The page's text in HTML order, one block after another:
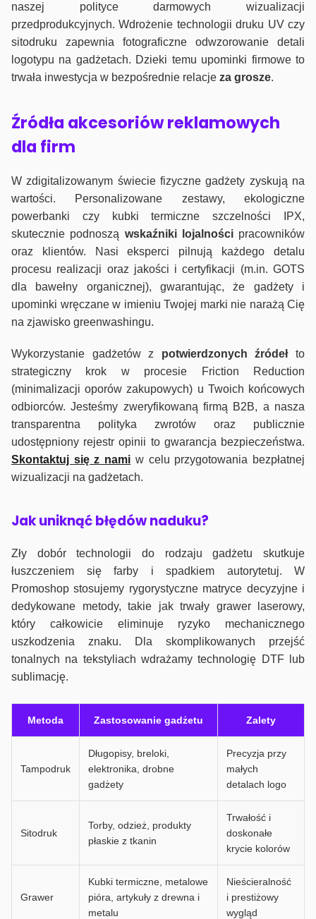
naszej polityce darmowych wizualizacji
przedprodukcyjnych. Wdrożenie technologii druku UV czy
sitodruku zapewnia fotograficzne odwzorowanie detali
logotypu na gadżetach. Dzieki temu upominki firmowe to
trwała inwestycja w bezpośrednie relacje za grosze.
Źródła akcesoriów reklamowych
dla firm
W zdigitalizowanym świecie fizyczne gadżety zyskują na
wartości. Personalizowane zestawy, ekologiczne
powerbanki czy kubki termiczne szczelności IPX,
skutecznie podnoszą wskaźniki lojalnościpracowników
oraz klientów. Nasi eksperci pilnują każdego detalu
procesu realizacji oraz jakości i certyfikacji (m.in. GOTS
dla bawełny organicznej), gwarantując, że gadżety i
upominki wręczane w imieniu Twojej marki nie narażą Cię
na zjawisko greenwashingu.
Wykorzystanie gadżetów z potwierdzonych źródełto
strategiczny krok w procesie Friction Reduction
(minimalizacji oporów zakupowych) u Twoich końcowych
odbiorców. Jesteśmy zweryfikowaną firmą B2B, a nasza
transparentna polityka zwrotów oraz publicznie
udostępniony rejestr opinii to gwarancja bezpieczeństwa.
Skontaktuj się z nami w celu przygotowania bezpłatnej
wizualizacji na gadżetach.
Jak uniknąć błędów naduku?
Zły dobór technologii do rodzaju gadżetu skutkuje
łuszczeniem się farby i spadkiem autorytetuj. W
Promoshop stosujemy rygorystyczne matryce decyzyjne i
dedykowane metody, takie jak trwały grawer laserowy,
który całkowicie eliminuje ryzyko mechanicznego
uszkodzenia znaku. Dla skomplikowanych przejść
tonalnych na tekstyliach wdrażamy technologię DTF lub
sublimację.
Metoda Zastosowanie gadżetu Zalety
Tampodruk
Długopisy, breloki,
elektronika, drobne
gadżety
Precyzja przy
małych
detalach logo
Sitodruk
Torby, odzież, produkty
płaskie z tkanin
Trwałość i
doskonałe
krycie kolorów
Grawer
Kubki termiczne, metalowe
pióra, artykuły z drewna i
metalu
Nieścieralność
i prestiżowy
wygląd